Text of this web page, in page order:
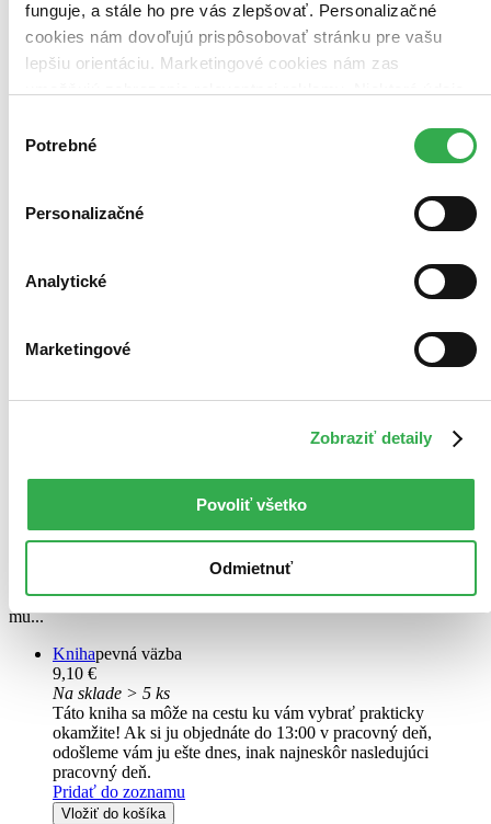
funguje, a stále ho pre vás zlepšovať. Personalizačné
cookies nám dovoľujú prispôsobovať stránku pre vašu
lepšiu orientáciu. Marketingové cookies nám zas
keby sme mohli používať všetky tieto cookies. Ďakujeme!
súhlasu
Potrebné
Personalizačné
Analytické
Marketingové
Zobraziť detaily
Povoliť všetko
Odmietnuť
Vesmír a pehy
V zbierke básní Vesmír a pehy sa Ivona Ďuričová prihovára deťom
v citlivom veku na prelome dospievania. Vtipne, no hlavne
empaticky im pomáha nazrieť do vlastného vnútra a porozumieť
mu...
Knihapevná väzba
9,10 €
Na sklade > 5 ks
Táto kniha sa môže na cestu ku vám vybrať prakticky
okamžite! Ak si ju objednáte do 13:00 v pracovný deň,
odošleme vám ju ešte dnes, inak najneskôr nasledujúci
pracovný deň.
Pridať do zoznamu
Vložiť do košíka